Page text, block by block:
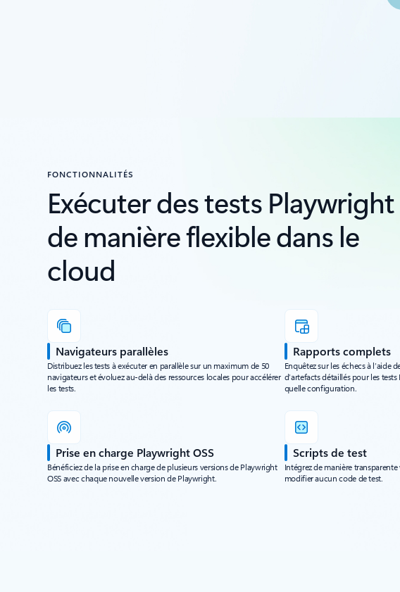
FONCTIONNALITÉS
Exécuter des tests Playwright
de manière flexible dans le
cloud
Navigateurs parallèles
Distribuez les tests à exécuter en parallèle sur un maximum de 50
navigateurs et évoluez au-delà des ressources locales pour accélérer
les tests.
Rapports complets
Enquêtez sur les échecs à l’aide
d’artefacts détaillés pour les
quelle configuration.
Prise en charge Playwright OSS
Bénéficiez de la prise en charge de plusieurs versions de Playwright
OSS avec chaque nouvelle version de Playwright.
Scripts de test
Intégrez de manière
modifier aucun code de test.